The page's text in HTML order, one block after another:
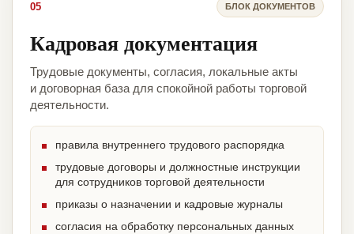
05 БЛОК ДОКУМЕНТОВ
Кадровая документация
Трудовые документы, согласия, локальные акты
и договорная база для спокойной работы торговой
деятельности.
правила внутреннего трудового распорядка
трудовые договоры и должностные инструкции
для сотрудников торговой деятельности
приказы о назначении и кадровые журналы
согласия на обработку персональных данных